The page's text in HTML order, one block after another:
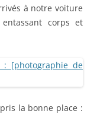
à notre voiture
corps et
la bonne place :